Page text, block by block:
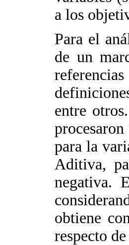
a los
Para el
de un
entre
para la
Aditiva,
negativa.
obtiene
respecto